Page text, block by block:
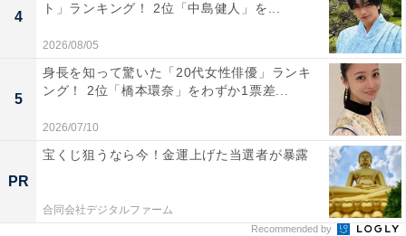
1位：させぼっくす99（佐世保市）／52票
1位を獲得したのは、長崎県第2の都市である佐世保市に
4
ト」ランキング！ 2位「中島健人」を...
2026/08/05
5
身長を知って驚いた「20代女性俳優」ランキ
ング！ 2位「橋本環奈」をわずか1票差...
2026/07/10
PR
宝くじ狙うなら今！金運上げた当選者が暴露
合同会社デジタルファーム
Recommended by